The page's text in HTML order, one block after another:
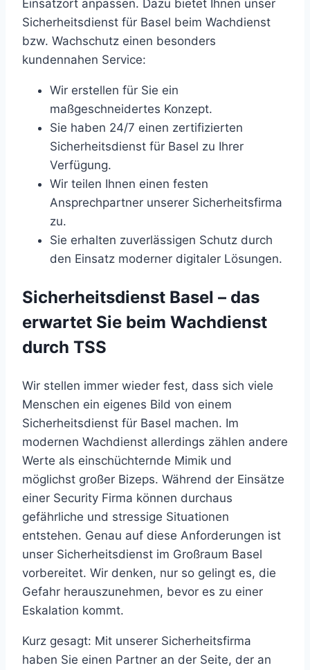
Einsatzort anpassen. Dazu bietet Ihnen unser
Sicherheitsdienst für Basel beim Wachdienst
bzw. Wachschutz einen besonders
kundennahen Service:
Wir erstellen für Sie ein
maßgeschneidertes Konzept.
Sie haben 24/7 einen zertifizierten
Sicherheitsdienst für Basel zu Ihrer
Verfügung.
Wir teilen Ihnen einen festen
Ansprechpartner unserer Sicherheitsfirma
zu.
Sie erhalten zuverlässigen Schutz durch
den Einsatz moderner digitaler Lösungen.
Sicherheitsdienst Basel – das
erwartet Sie beim Wachdienst
durch TSS
Wir stellen immer wieder fest, dass sich viele
Menschen ein eigenes Bild von einem
Sicherheitsdienst für Basel machen. Im
modernen Wachdienst allerdings zählen andere
Werte als einschüchternde Mimik und
möglichst großer Bizeps. Während der Einsätze
einer Security Firma können durchaus
gefährliche und stressige Situationen
entstehen. Genau auf diese Anforderungen ist
unser Sicherheitsdienst im Großraum Basel
vorbereitet. Wir denken, nur so gelingt es, die
Gefahr herauszunehmen, bevor es zu einer
Eskalation kommt.
Kurz gesagt: Mit unserer Sicherheitsfirma
haben Sie einen Partner an der Seite, der an